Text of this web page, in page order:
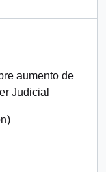
aumento de
Judicial